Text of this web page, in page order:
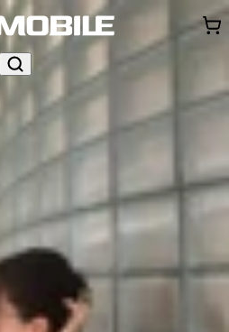
Khuyến
Thông báoKhách
mấy màu? Màu
mua nhất?